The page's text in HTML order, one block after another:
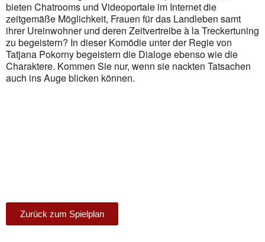
bieten Chatrooms und Videoportale im Internet die
zeitgemäße Möglichkeit, Frauen für das Landleben samt
ihrer Ureinwohner und deren Zeitvertreibe à la Treckertuning
zu begeistern? In dieser Komödie unter der Regie von
Tatjana Pokorny begeistern die Dialoge ebenso wie die
Charaktere. Kommen Sie nur, wenn sie nackten Tatsachen
auch ins Auge blicken können.
Zurück zum Spielplan